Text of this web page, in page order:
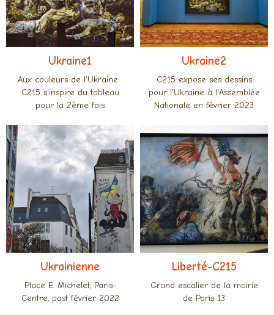
Ukraine1
Aux couleurs de l'Ukraine :
C215 s'inspire du tableau
pour la 2ème fois
Ukraine2
C215 expose ses dessins
pour l'Ukraine à l'Assemblée
Nationale en février 2023
Ukrainienne
Place E. Michelet, Paris-
Centre, post février 2022
Liberté-C215
Grand escalier de la mairie
de Paris 13